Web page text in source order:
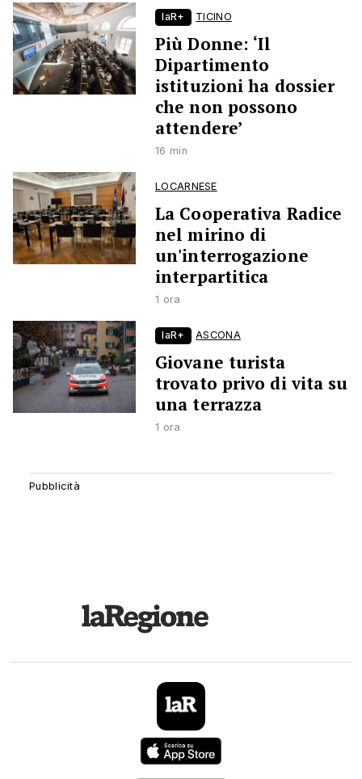
laR+ TICINO
Più Donne: ‘Il
Dipartimento
istituzioni ha dossier
che non possono
attendere’
16 min
LOCARNESE
La Cooperativa Radice
nel mirino di
un'interrogazione
interpartitica
1 ora
laR+ ASCONA
Giovane turista
trovato privo di vita su
una terrazza
1 ora